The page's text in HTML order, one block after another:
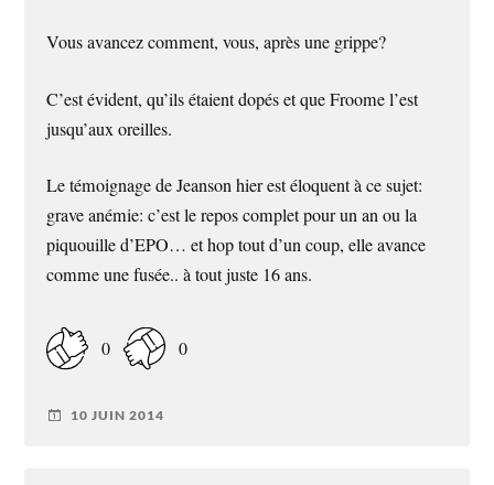
Vous avancez comment, vous, après une grippe?
C’est évident, qu’ils étaient dopés et que Froome l’est
jusqu’aux oreilles.
Le témoignage de Jeanson hier est éloquent à ce sujet:
grave anémie: c’est le repos complet pour un an ou la
piquouille d’EPO… et hop tout d’un coup, elle avance
comme une fusée.. à tout juste 16 ans.
0 0
10 JUIN 2014